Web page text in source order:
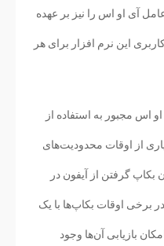
آی او اس را نیز بر عهده
این نرم افزار برای هر
اس مجبور به استفاده از
از اوقات محدودیت‌های
بکاپ گرفتن از آیفون در
برخی اوقات بکاپ‌ها با یک
بازیابی آن‌ها وجود